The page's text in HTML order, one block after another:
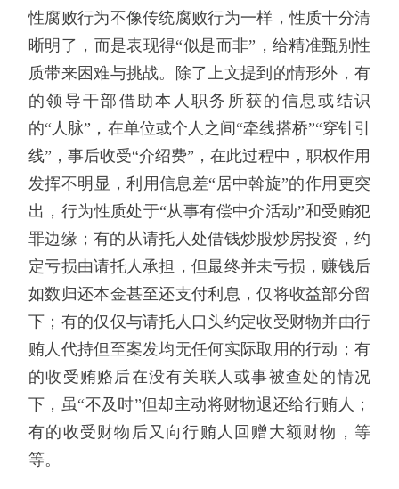
性腐败行为不像传统腐败行为一样，性质十分清
晰明了，而是表现得“似是而非”，给精准甄别性
质带来困难与挑战。除了上文提到的情形外，有
的领导干部借助本人职务所获的信息或结识
的“人脉”，在单位或个人之间“牵线搭桥”“穿针引
线”，事后收受“介绍费”，在此过程中，职权作用
发挥不明显，利用信息差“居中斡旋”的作用更突
出，行为性质处于“从事有偿中介活动”和受贿犯
罪边缘；有的从请托人处借钱炒股炒房投资，约
定亏损由请托人承担，但最终并未亏损，赚钱后
如数归还本金甚至还支付利息，仅将收益部分留
下；有的仅仅与请托人口头约定收受财物并由行
贿人代持但至案发均无任何实际取用的行动；有
的收受贿赂后在没有关联人或事被查处的情况
下，虽“不及时”但却主动将财物退还给行贿人；
有的收受财物后又向行贿人回赠大额财物，等
等。